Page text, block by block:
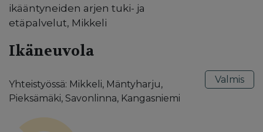
ikääntyneiden arjen tuki- ja
etäpalvelut, Mikkeli
Ikäneuvola
Yhteistyössä: Mikkeli, Mäntyharju,
Pieksämäki, Savonlinna, Kangasniemi
Valmis